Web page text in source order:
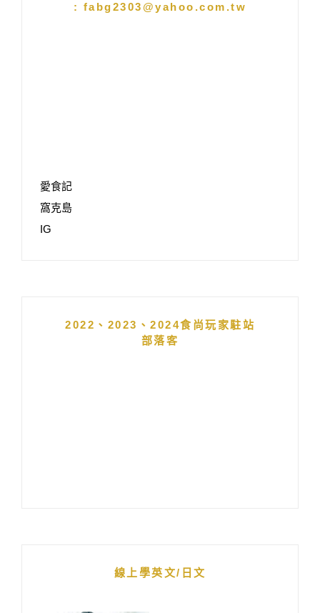
: fabg2303@yahoo.com.tw
愛食記
窩克島
IG
2022、2023、2024食尚玩家駐站
部落客
線上學英文/日文